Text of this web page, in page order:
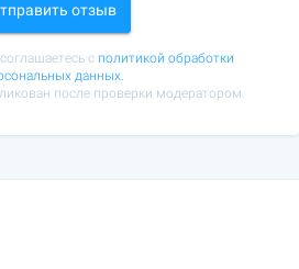
отзыв
с политикой обработки
данных.
после проверки модератором.